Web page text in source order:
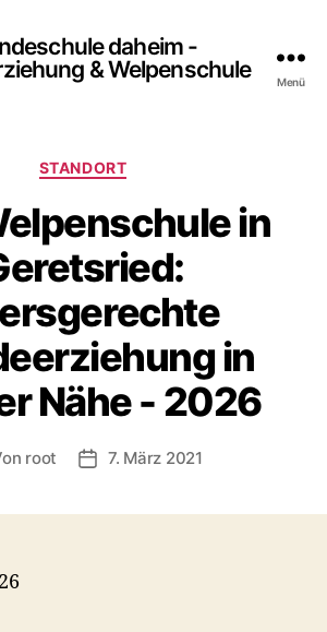
daheim -
& Welpenschule
Menü
Kategorien
STANDORT
in
in
Nähe - 2026
root Beitragsdatum
7. März 2021